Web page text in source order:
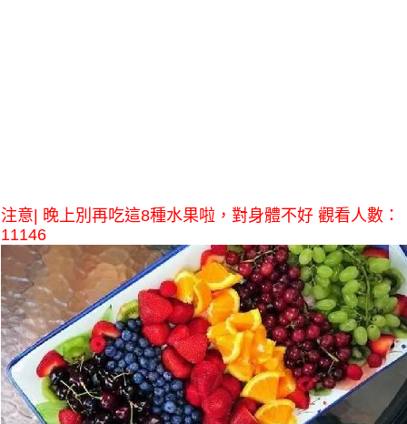
注意| 晚上別再吃這8種水果啦，對身體不好 觀看人數：
11146